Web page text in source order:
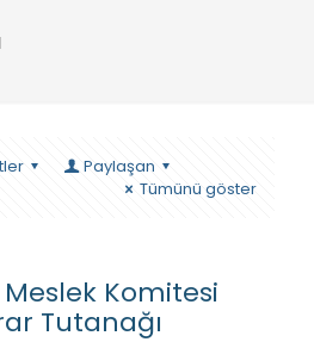
Paylaşan
Tümünü göster
Meslek Komitesi
Tutanağı